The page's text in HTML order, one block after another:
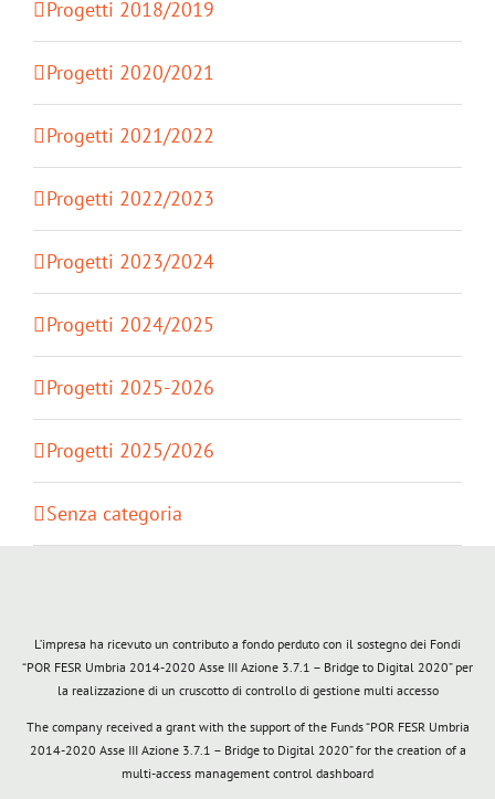
Progetti 2018/2019
Progetti 2020/2021
Progetti 2021/2022
Progetti 2022/2023
Progetti 2023/2024
Progetti 2024/2025
Progetti 2025-2026
Progetti 2025/2026
Senza categoria
L’impresa ha ricevuto un contributo a fondo perduto con il sostegno dei Fondi
“POR FESR Umbria 2014-2020 Asse III Azione 3.7.1 – Bridge to Digital 2020” per
la realizzazione di un cruscotto di controllo di gestione multi accesso
The company received a grant with the support of the Funds “POR FESR Umbria
2014-2020 Asse III Azione 3.7.1 – Bridge to Digital 2020” for the creation of a
multi-access management control dashboard